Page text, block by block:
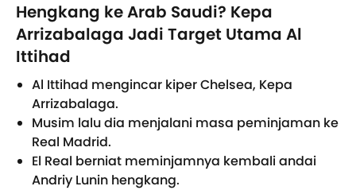
Hengkang ke Arab Saudi? Kepa
Arrizabalaga Jadi Target Utama Al
Ittihad
Al Ittihad mengincar kiper Chelsea, Kepa
Arrizabalaga.
Musim lalu dia menjalani masa peminjaman ke
Real Madrid.
El Real berniat meminjamnya kembali andai
Andriy Lunin hengkang.